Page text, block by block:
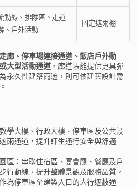
動線、排隊區、走道
、戶外活動
固定遮雨棚
廊、停車場連接通道、飯店戶外動
大型活動通道 ，廊道帳能提供更具彈
永久性建築雨遮，則可依建築設計需
學大樓、行政大樓、停車區及公共設
雨通道，提升師生通行安全與舒適
區：串聯住宿區、宴會廳、餐廳及戶
行動線，提升整體景觀及服務品質。
為停車區至建築入口的人行遮蔽通